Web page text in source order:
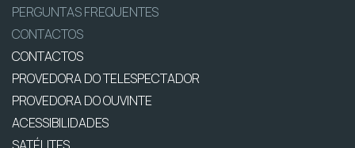
PERGUNTAS FREQUENTES
CONTACTOS
CONTACTOS
PROVEDORA DO TELESPECTADOR
PROVEDORA DO OUVINTE
ACESSIBILIDADES